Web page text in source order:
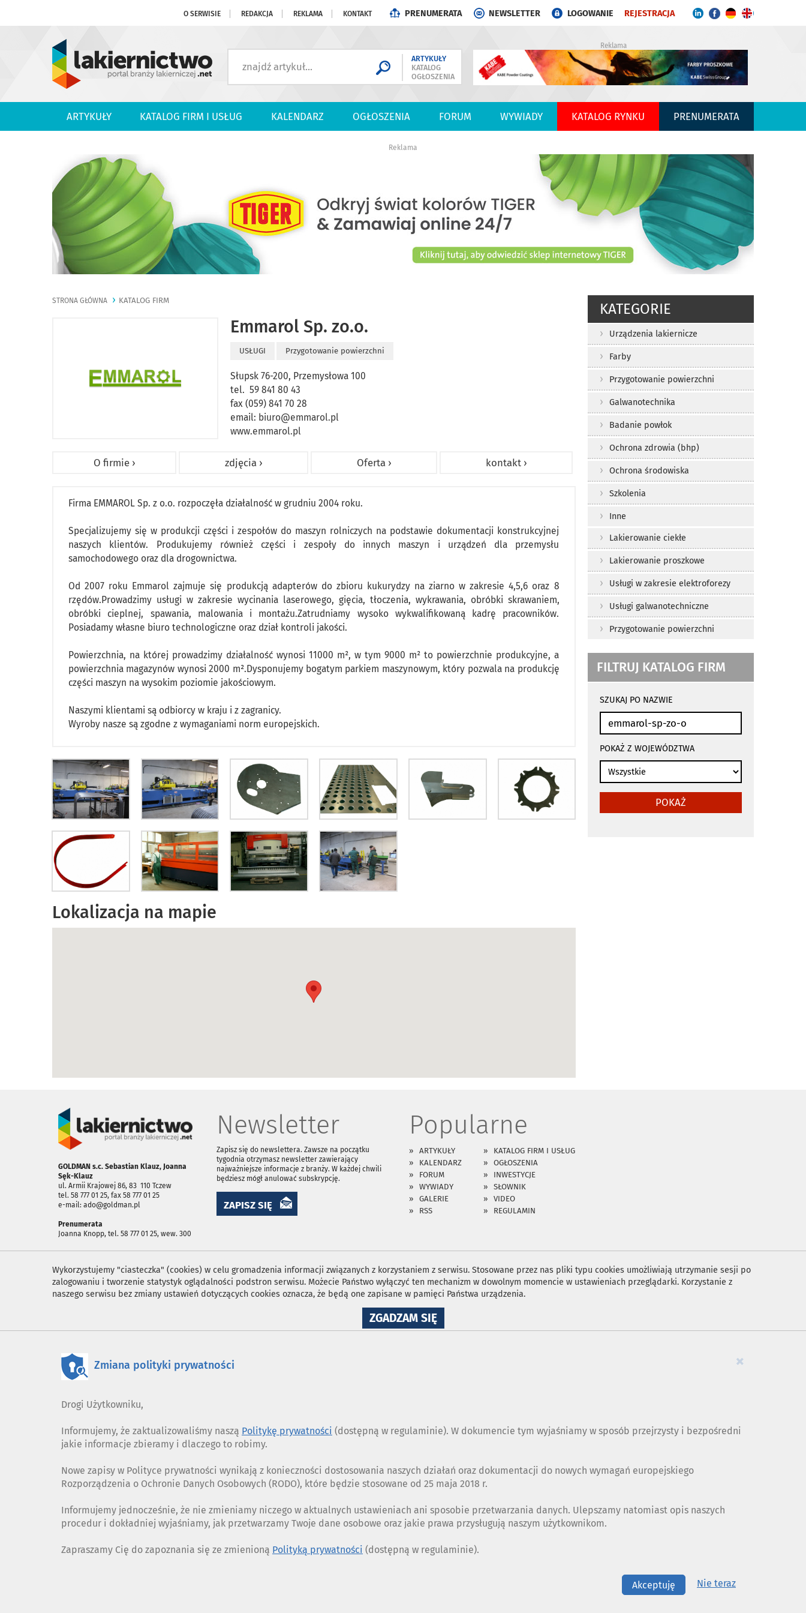
O SERWISIE REDAKCJA REKLAMA KONTAKT PRENUMERATA NEWSLETTER LOGOWANIE REJESTRACJA
ARTYKUŁY
KATALOG
OGŁOSZENIA
Reklama
ARTYKUŁY KATALOG FIRM I USŁUG KALENDARZ OGŁOSZENIA FORUM WYWIADY KATALOG RYNKU PRENUMERATA
Reklama
KATEGORIE
Urządzenia lakiernicze
Farby
Przygotowanie powierzchni
Galwanotechnika
Badanie powłok
Ochrona zdrowia (bhp)
Ochrona środowiska
Szkolenia
Inne
Lakierowanie ciekłe
Lakierowanie proszkowe
Usługi w zakresie elektroforezy
Usługi galwanotechniczne
Przygotowanie powierzchni
FILTRUJ KATALOG FIRM
wyszukiwania
SZUKAJ PO NAZWIE
POKAŻ Z WOJEWÓDZTWA
POKAŻ
STRONA GŁÓWNA KATALOG FIRM
Emmarol Sp. zo.o.
USŁUGI Przygotowanie powierzchni
Słupsk 76-200, Przemysłowa 100
tel. 59 841 80 43
fax (059) 841 70 28
email: biuro@emmarol.pl
www.emmarol.pl
O firmie › zdjęcia › Oferta › kontakt ›
Firma EMMAROL Sp. z o.o. rozpoczęła działalność w grudniu 2004 roku.
Specjalizujemy się w produkcji części i zespołów do maszyn rolniczych na podstawie dokumentacji konstrukcyjnej
naszych klientów. Produkujemy również części i zespoły do innych maszyn i urządzeń dla przemysłu
samochodowego oraz dla drogownictwa.
Od 2007 roku Emmarol zajmuje się produkcją adapterów do zbioru kukurydzy na ziarno w zakresie 4,5,6 oraz 8
rzędów.Prowadzimy usługi w zakresie wycinania laserowego, gięcia, tłoczenia, wykrawania, obróbki skrawaniem,
obróbki cieplnej, spawania, malowania i montażu.Zatrudniamy wysoko wykwalifikowaną kadrę pracowników.
Posiadamy własne biuro technologiczne oraz dział kontroli jakości.
Powierzchnia, na której prowadzimy działalność wynosi 11000 m², w tym 9000 m² to powierzchnie produkcyjne, a
powierzchnia magazynów wynosi 2000 m².Dysponujemy bogatym parkiem maszynowym, który pozwala na produkcję
części maszyn na wysokim poziomie jakościowym.
Naszymi klientami są odbiorcy w kraju i z zagranicy.
Wyroby nasze są zgodne z wymaganiami norm europejskich.
Lokalizacja na mapie
GOLDMAN s.c. Sebastian Klauz, Joanna
Sęk-Klauz
ul. Armii Krajowej 86, 83 ­ 110 Tczew
tel. 58 777 01 25, fax 58 777 01 25
e-mail: ado@goldman.pl
Prenumerata
Joanna Knopp, tel. 58 777 01 25, wew. 300
Newsletter
Zapisz się do newslettera. Zawsze na początku
tygodnia otrzymasz newsletter zawierający
najważniejsze informacje z branży. W każdej chwili
będziesz mógł anulować subskrypcję.
ZAPISZ SIĘ
Popularne
ARTYKUŁY
KATALOG FIRM I USŁUG
KALENDARZ
OGŁOSZENIA
FORUM
INWESTYCJE
WYWIADY
SŁOWNIK
GALERIE
VIDEO
RSS
REGULAMIN
Wykorzystujemy "ciasteczka" (cookies) w celu gromadzenia informacji związanych z korzystaniem z serwisu. Stosowane przez nas pliki typu cookies umożliwiają utrzymanie sesji po
zalogowaniu i tworzenie statystyk oglądalności podstron serwisu. Możecie Państwo wyłączyć ten mechanizm w dowolnym momencie w ustawieniach przeglądarki. Korzystanie z
naszego serwisu bez zmiany ustawień dotyczących cookies oznacza, że będą one zapisane w pamięci Państwa urządzenia.
ZGADZAM SIĘNA
WYKORZYSTANIE
×
Zmiana polityki prywatności
Drogi Użytkowniku,
Informujemy, że zaktualizowaliśmy naszą Politykę prywatności (dostępną w regulaminie). W dokumencie tym wyjaśniamy w sposób przejrzysty i bezpośredni
jakie informacje zbieramy i dlaczego to robimy.
Nowe zapisy w Polityce prywatności wynikają z konieczności dostosowania naszych działań oraz dokumentacji do nowych wymagań europejskiego
Rozporządzenia o Ochronie Danych Osobowych (RODO), które będzie stosowane od 25 maja 2018 r.
Informujemy jednocześnie, że nie zmieniamy niczego w aktualnych ustawieniach ani sposobie przetwarzania danych. Ulepszamy natomiast opis naszych
procedur i dokładniej wyjaśniamy, jak przetwarzamy Twoje dane osobowe oraz jakie prawa przysługują naszym użytkownikom.
Zapraszamy Cię do zapoznania się ze zmienioną Polityką prywatności (dostępną w regulaminie).
Akceptuję Nie teraz